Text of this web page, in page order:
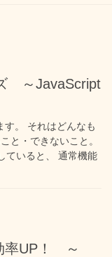
～JavaScript
す。 それはどんなも
と・できないこと。
ていると、 通常機能
率UP！ ～